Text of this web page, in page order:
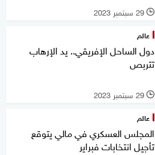
l 29 سبتمبر 2023
عالم
دول الساحل الإفريقي.. يد الإرهاب
تتربص
l 29 سبتمبر 2023
عالم
المجلس العسكري في مالي يتوقع
تأجيل انتخابات فبراير